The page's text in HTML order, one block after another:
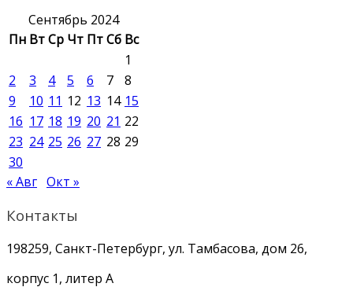
Сентябрь 2024
Пн ВтСр Чт ПтСб Вс
1
2
3 4 5 6 7
8
9
10 11 12 13 14 15
16 17 18 19 20 21 22
23 24 25 26 27 28 29
30
« Авг Окт »
Контакты
198259, Санкт-Петербург, ул. Тамбасова, дом 26,
корпус 1, литер А